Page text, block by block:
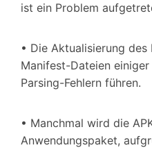
ist ein Problem
• Die Aktualisierung
Manifest-Dateien
Parsing-Fehlern führen.
• Manchmal wird die
Anwendungspaket,